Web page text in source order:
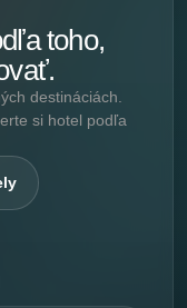
toho,
destináciách.
si hotel podľa